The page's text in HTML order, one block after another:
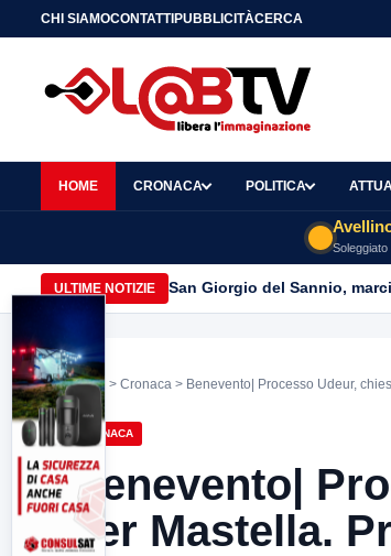
CHI SIAMOCONTATTIPUBBLICITÀCERCA
HOME CRONACA POLITICA
Soleggiato
ULTIME NOTIZIE San Giorgio del Sannio,
Home > Cronaca > Benevento| Processo Udeur,
CRONACA
Benevento|
per Mastella.